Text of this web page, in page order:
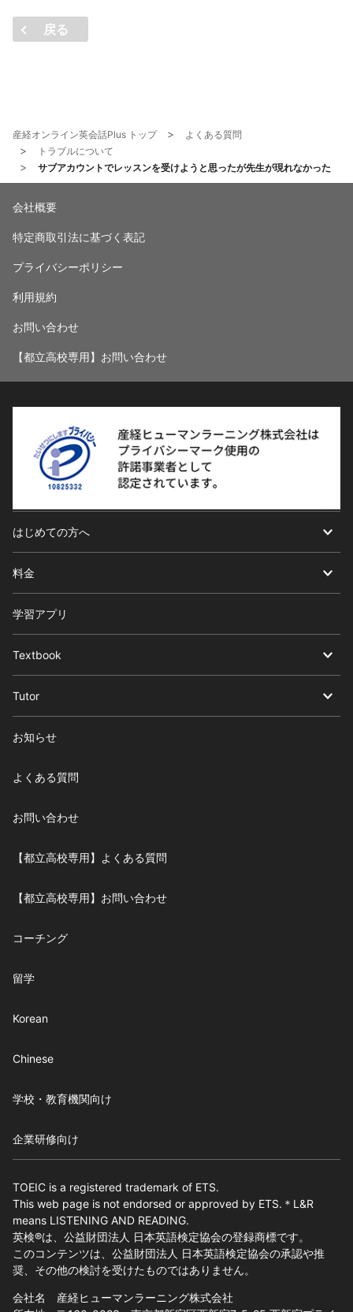
戻る
産経オンライン英会話Plus トップ
よくある質問
トラブルについて
サブアカウントでレッスンを受けようと思ったが先生が現れなかった
会社概要
特定商取引法に基づく表記
プライバシーポリシー
利用規約
お問い合わせ
【都立高校専用】お問い合わせ
はじめての方へ
料金
学習アプリ
Textbook
Tutor
お知らせ
よくある質問
お問い合わせ
【都立高校専用】よくある質問
【都立高校専用】お問い合わせ
コーチング
留学
Korean
Chinese
学校・教育機関向け
企業研修向け
TOEIC is a registered trademark of ETS.
This web page is not endorsed or approved by ETS.＊L&R
means LISTENING AND READING.
英検®は、公益財団法人 日本英語検定協会の登録商標です。
このコンテンツは、公益財団法人 日本英語検定協会の承認や推
奨、その他の検討を受けたものではありません。
会社名 産経ヒューマンラーニング株式会社